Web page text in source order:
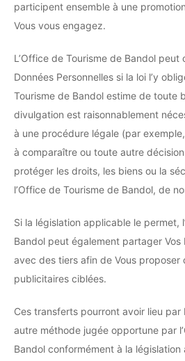
participent ensemble à une
Vous vous engagez.
L’Office de Tourisme de Bandol peut
Données Personnelles si la loi l’y
Tourisme de Bandol estime de toute
divulgation est raisonnablement
à une procédure légale (par
à comparaître ou toute autre
protéger les droits, les biens ou la
l’Office de Tourisme de Bandol, de
Si la législation applicable le permet,
Bandol peut également partager Vos
avec des tiers afin de Vous proposer
publicitaires ciblées.
Ces transferts pourront avoir lieu
autre méthode jugée opportune par
Bandol conformément à la